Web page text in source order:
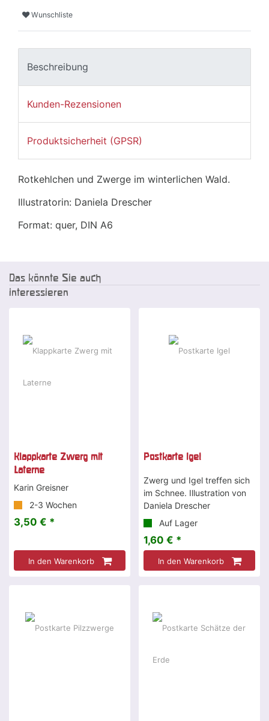
Wunschliste
Beschreibung
Kunden-Rezensionen
Produktsicherheit (GPSR)
Rotkehlchen und Zwerge im winterlichen Wald.
Illustratorin: Daniela Drescher
Format: quer, DIN A6
Das könnte Sie auch
interessieren
Klappkarte Zwerg mit
Laterne
Karin Greisner
2-3 Wochen
3,50 € *
In den Warenkorb
Postkarte Igel
Zwerg und Igel treffen sich
im Schnee. Illustration von
Daniela Drescher
Auf Lager
1,60 € *
In den Warenkorb